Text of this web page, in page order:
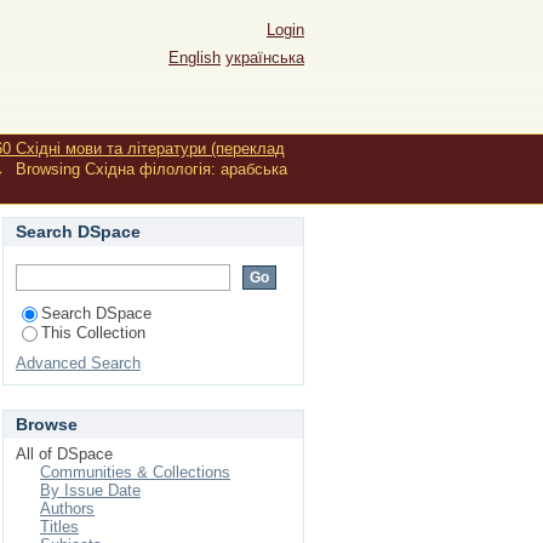
методика
Login
English українська
Східні мови та літератури (переклад
Browsing Східна філологія: арабська
Search DSpace
Search DSpace
This Collection
Advanced Search
Browse
All of DSpace
Communities & Collections
By Issue Date
Authors
Titles